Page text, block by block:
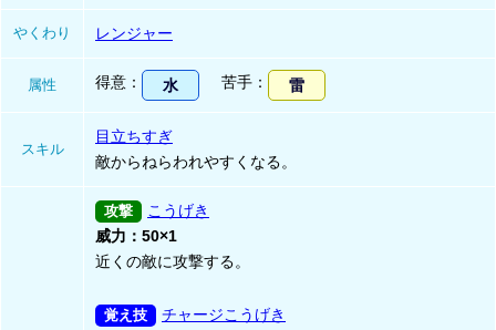
やくわり レンジャー
属性 得意 水 苦手 雷
スキル
目立ちすぎ
敵からねらわれやすくなる。
こうげき
威力：50×1
近くの敵に攻撃する。
チャージこうげき